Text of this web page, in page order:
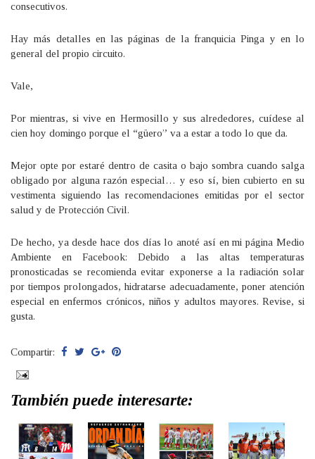
consecutivos.
Hay más detalles en las páginas de la franquicia Pinga y en lo
general del propio circuito.
Vale,
Por mientras, si vive en Hermosillo y sus alrededores, cuídese al
cien hoy domingo porque el “güero” va a estar a todo lo que da.
Mejor opte por estaré dentro de casita o bajo sombra cuando salga
obligado por alguna razón especial… y eso sí, bien cubierto en su
vestimenta siguiendo las recomendaciones emitidas por el sector
salud y de Protección Civil.
De hecho, ya desde hace dos días lo anoté así en mi página Medio
Ambiente en Facebook: Debido a las altas temperaturas
pronosticadas se recomienda evitar exponerse a la radiación solar
por tiempos prolongados, hidratarse adecuadamente, poner atención
especial en enfermos crónicos, niños y adultos mayores. Revise, si
gusta.
Compartir:
También puede interesarte: